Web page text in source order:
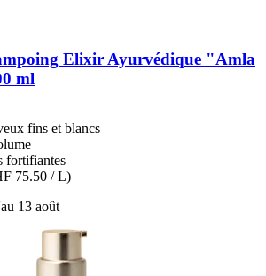
Elixir Ayurvédique "Amla
ml
fins et blancs
fortifiantes
75.50 / L)
13 août